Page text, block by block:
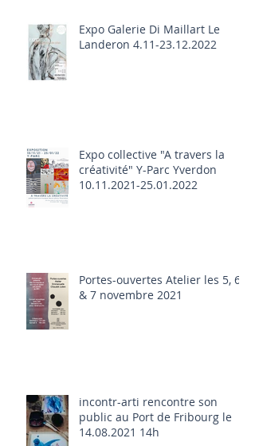
Expo Galerie Di Maillart Le
Landeron 4.11-23.12.2022
Expo collective "A travers la
créativité" Y-Parc Yverdon
10.11.2021-25.01.2022
Portes-ouvertes Atelier les 5, 6
& 7 novembre 2021
incontr-arti rencontre son
public au Port de Fribourg le
14.08.2021 14h